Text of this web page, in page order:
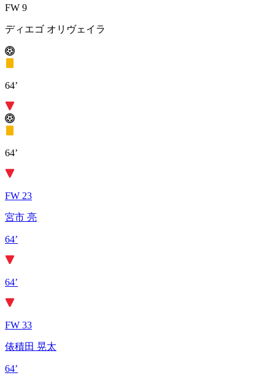
FW 9
ディエゴ オリヴェイラ
64’
64’
FW 23
宮市 亮
64’
64’
FW 33
俵積田 晃太
64’